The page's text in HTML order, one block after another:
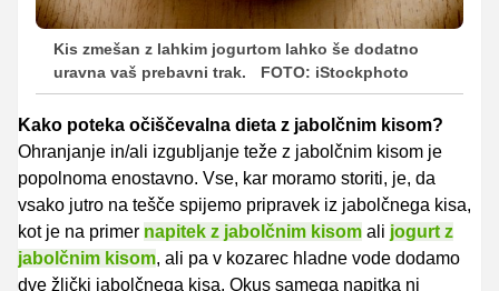
Kis zmešan z lahkim jogurtom lahko še dodatno
uravna vaš prebavni trak.
FOTO: iStockphoto
Kako poteka očiščevalna dieta z jabolčnim kisom?
Ohranjanje in/ali izgubljanje teže z jabolčnim kisom je
popolnoma enostavno. Vse, kar moramo storiti, je, da
vsako jutro na tešče spijemo pripravek iz jabolčnega kisa,
kot je na primer napitek z jabolčnim kisom ali jogurt z
jabolčnim kisom, ali pa v kozarec hladne vode dodamo
dve žlički jabolčnega kisa. Okus samega napitka ni